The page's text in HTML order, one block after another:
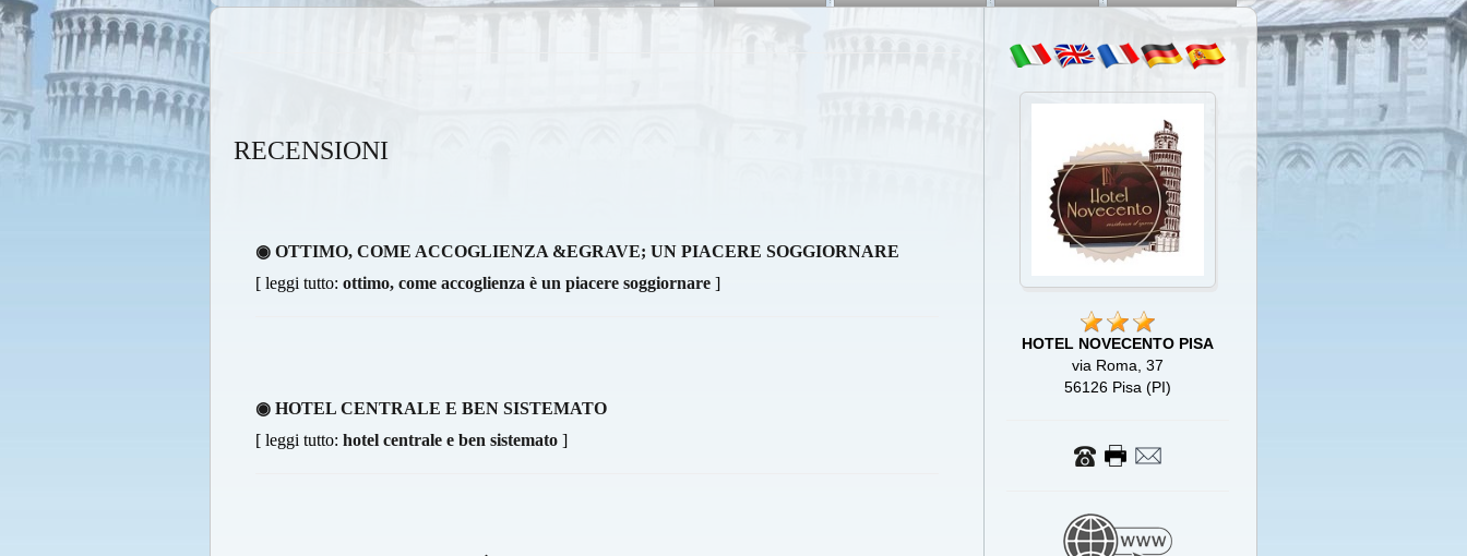
RECENSIONI
◉ OTTIMO, COME ACCOGLIENZA &EGRAVE; UN PIACERE SOGGIORNARE
[ leggi tutto: ottimo, come accoglienza è un piacere soggiornare ]
◉ HOTEL CENTRALE E BEN SISTEMATO
[ leggi tutto: hotel centrale e ben sistemato ]
HOTEL NOVECENTO PISA
via Roma, 37
56126 Pisa (PI)